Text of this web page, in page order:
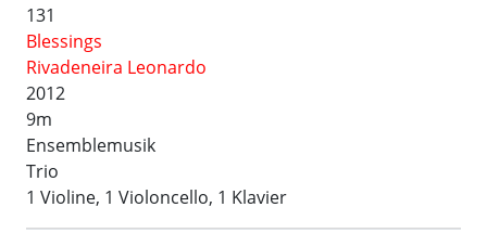
131
Blessings
Rivadeneira Leonardo
2012
9m
Ensemblemusik
Trio
1 Violine, 1 Violoncello, 1 Klavier